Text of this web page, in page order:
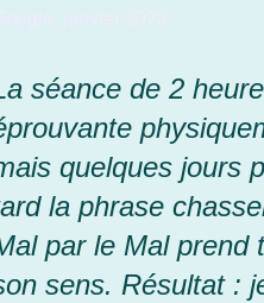
séance de 2
quelques jours
la phrase
par le Mal prend
sens. Résultat :